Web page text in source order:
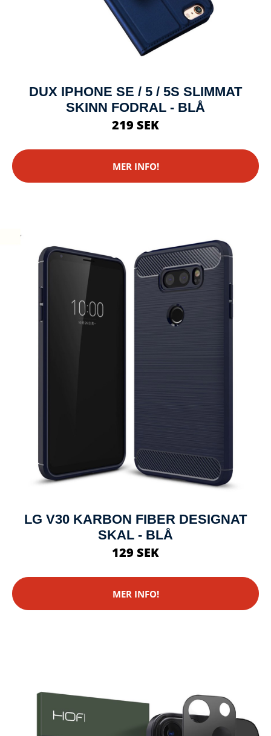
DUX IPHONE SE / 5 / 5S SLIMMAT
SKINN FODRAL - BLÅ
219 SEK
MER INFO!
LG V30 KARBON FIBER DESIGNAT
SKAL - BLÅ
129 SEK
MER INFO!